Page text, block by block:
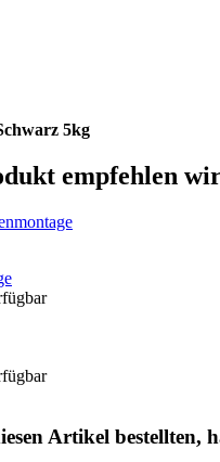
5kg
empfehlen
Artikel bestellten,